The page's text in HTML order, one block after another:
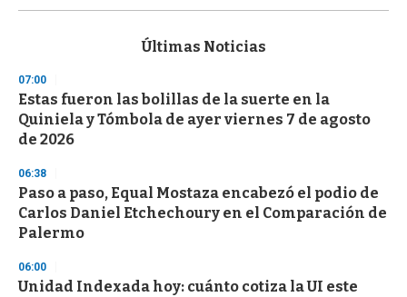
s
d
s
o
f
3
s
e
c
o
n
Últimas Noticias
07:00
Estas fueron las bolillas de la suerte en la
Quiniela y Tómbola de ayer viernes 7 de agosto
de 2026
06:38
Paso a paso, Equal Mostaza encabezó el podio de
Carlos Daniel Etchechoury en el Comparación de
Palermo
06:00
Unidad Indexada hoy: cuánto cotiza la UI este